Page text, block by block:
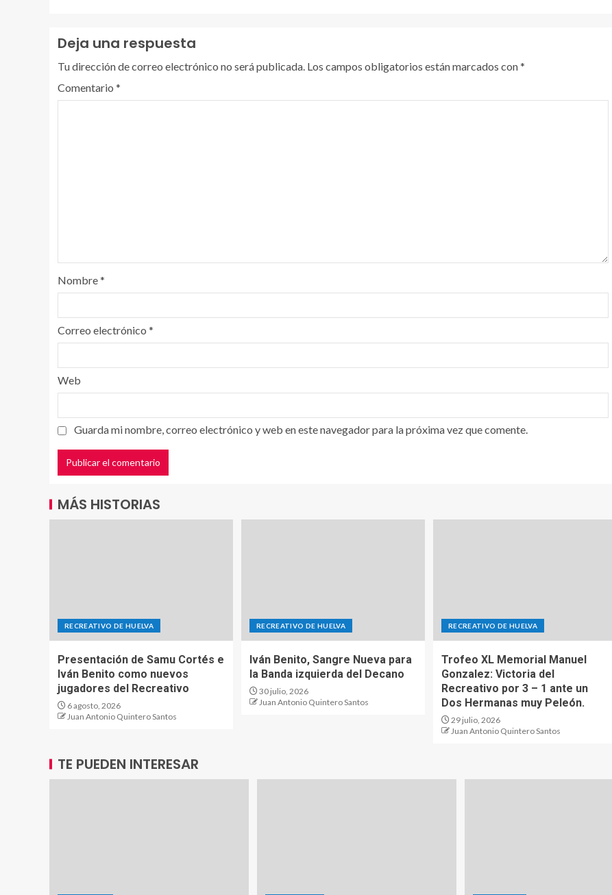
Deja una respuesta
Tu dirección de correo electrónico no será publicada. Los campos obligatorios están marcados con*
Comentario *
Nombre*
Correo electrónico *
Web
Guarda mi nombre, correo electrónico y web en este navegador para la próxima vez que comente.
MÁS HISTORIAS
RECREATIVO DE HUELVA
Presentación de Samu Cortés e
Iván Benito como nuevos
jugadores del Recreativo
6 agosto, 2026
Juan Antonio Quintero Santos
RECREATIVO DE HUELVA
Iván Benito, Sangre Nueva para
la Banda izquierda del Decano
30 julio, 2026
Juan Antonio Quintero Santos
RECREATIVO DE HUELVA
Trofeo XL Memorial Manuel
Gonzalez: Victoria del
Recreativo por 3 – 1 ante un
Dos Hermanas muy Peleón.
29 julio, 2026
Juan Antonio Quintero Santos
TE PUEDEN INTERESAR